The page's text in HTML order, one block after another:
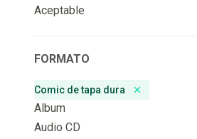
Aceptable
FORMATO
Comic de tapa dura
Remove badge
Album
Audio CD